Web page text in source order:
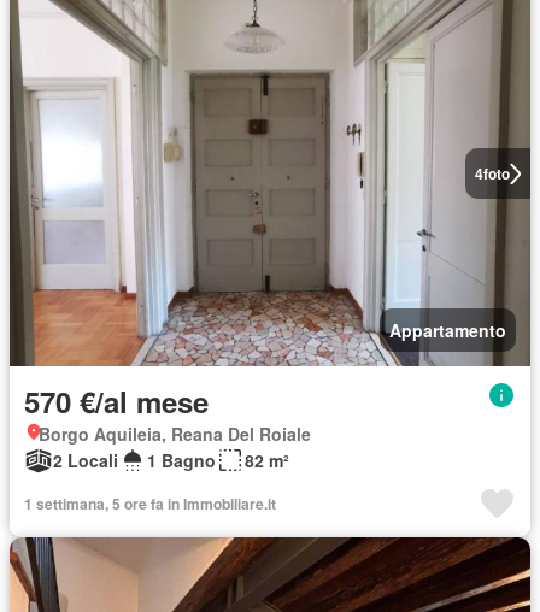
4foto
Appartamento
570 €/al mese
Borgo Aquileia, Reana Del Roiale
2 Locali
1 Bagno 82 m²
1 settimana, 5 ore fa in Immobiliare.it